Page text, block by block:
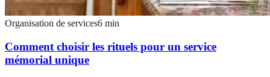
Organisation de services6 min
Comment choisir les rituels pour un service
mémorial unique